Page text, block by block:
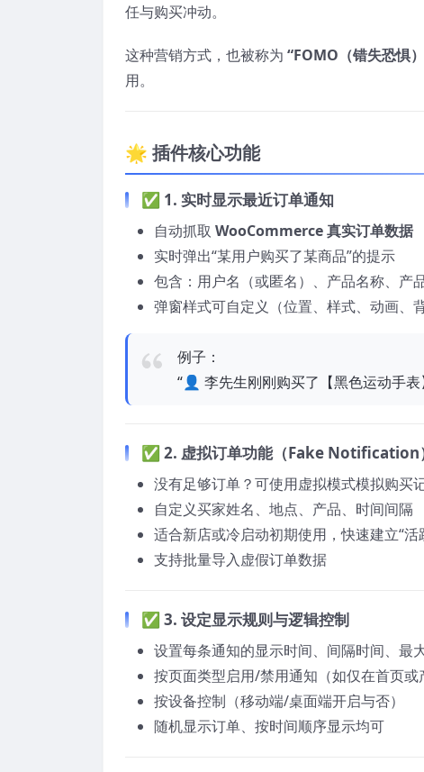
任与购买冲动。
这种营销方式，也被称为 “FOMO（错失恐惧
用。
🌟 插件核心功能
✅ 1. 实时显示最近订单通知
自动抓取 WooCommerce 真实订单数据
实时弹出“某用户购买了某商品”的提示
包含：用户名（或匿名）、产品名称、产
弹窗样式可自定义（位置、样式、动画、背
例子：
“👤 李先生刚刚购买了【黑色运动手表
✅ 2. 虚拟订单功能（Fake Notification
没有足够订单？可使用虚拟模式模拟购买
自定义买家姓名、地点、产品、时间间隔
适合新店或冷启动初期使用，快速建立“活
支持批量导入虚假订单数据
✅ 3. 设定显示规则与逻辑控制
设置每条通知的显示时间、间隔时间、最
按页面类型启用/禁用通知（如仅在首页或
按设备控制（移动端/桌面端开启与否）
随机显示订单、按时间顺序显示均可